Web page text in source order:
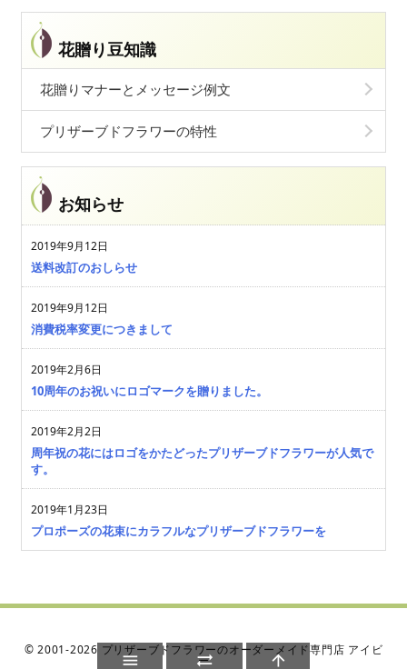
花贈り豆知識
花贈りマナーとメッセージ例文
プリザーブドフラワーの特性
お知らせ
2019年9月12日
送料改訂のおしらせ
2019年9月12日
消費税率変更につきまして
2019年2月6日
10周年のお祝いにロゴマークを贈りました。
2019年2月2日
周年祝の花にはロゴをかたどったプリザーブドフラワーが人気で
す。
2019年1月23日
プロポーズの花束にカラフルなプリザーブドフラワーを
©2001-2026 プリザーブドフラワーのオーダーメイド専門店 アイビ
ー
  